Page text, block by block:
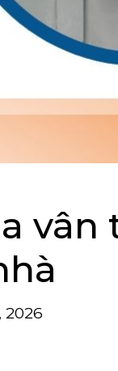
vân
2026